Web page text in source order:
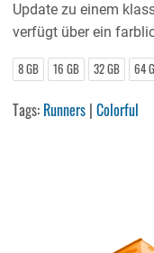
Update zu einem
verfügt über ein
8 GB 16 GB 32 GB 64
Tags: Runners |Colorful